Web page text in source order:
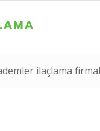
ilaçlama